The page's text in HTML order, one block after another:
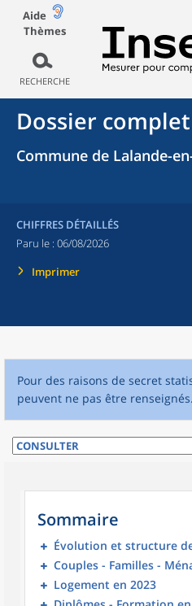
Aide
Thèmes
RECHERCHE
Dossier complet
Commune de Lalande-
CHIFFRES DÉTAILLÉS
Paru le : 06/08/2026
Imprimer
Pour des raisons de secret
peuvent ne pas être renseignés.
Sommaire
Évolution et structure
Couples - Familles -
Logement en 2023